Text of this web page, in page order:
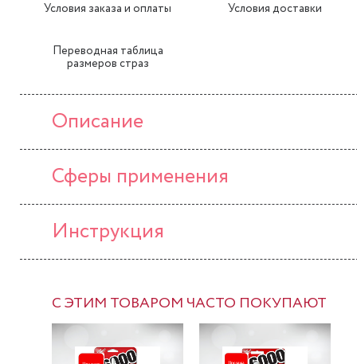
Условия заказа и оплаты Условия доставки
Переводная таблица
размеров страз
Описание
Сферы применения
Инструкция
С ЭТИМ ТОВАРОМ ЧАСТО ПОКУПАЮТ